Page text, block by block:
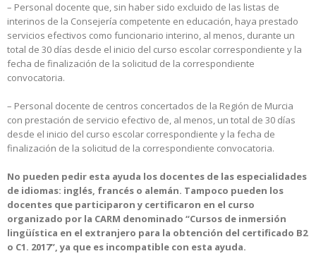
– Personal docente que, sin haber sido excluido de las listas de
interinos de la Consejería competente en educación, haya prestado
servicios efectivos como funcionario interino, al menos, durante un
total de 30 días desde el inicio del curso escolar correspondiente y la
fecha de finalización de la solicitud de la correspondiente
convocatoria.
– Personal docente de centros concertados de la Región de Murcia
con prestación de servicio efectivo de, al menos, un total de 30 días
desde el inicio del curso escolar correspondiente y la fecha de
finalización de la solicitud de la correspondiente convocatoria.
No pueden pedir esta ayuda los docentes de las especialidades
de idiomas: inglés, francés o alemán. Tampoco pueden los
docentes que participaron y certificaron en el curso
organizado por la CARM denominado “Cursos de inmersión
lingüística en el extranjero para la obtención del certificado B2
o C1. 2017”, ya que es incompatible con esta ayuda.